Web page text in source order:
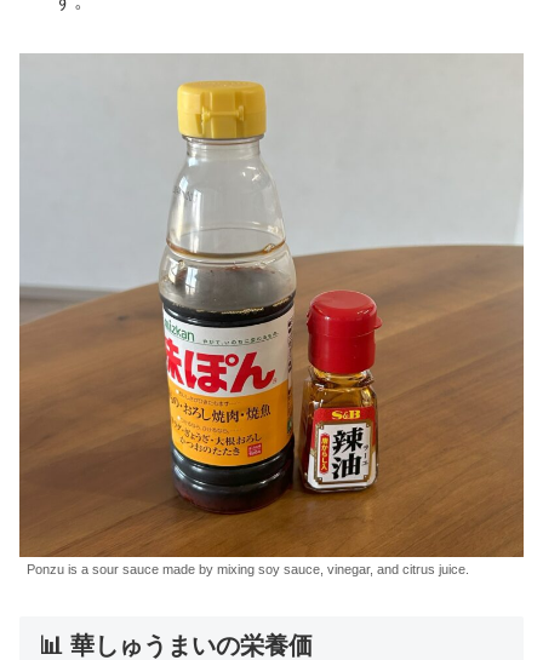
Ponzu is a sour sauce made by mixing soy sauce, vinegar, and citrus juice.
📊 華しゅうまいの栄養価